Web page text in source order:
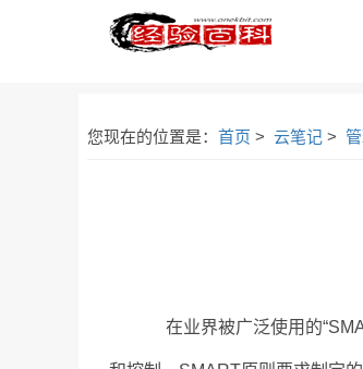
您现在的位置是：首页 >云笔记 >
在业界被广泛使用的